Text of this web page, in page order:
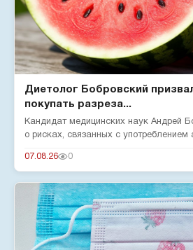
Диетолог Бобровский
покупать разреза...
Кандидат медицинских наук Андрей
о рисках, связанных с употреблением
07.08.26 0